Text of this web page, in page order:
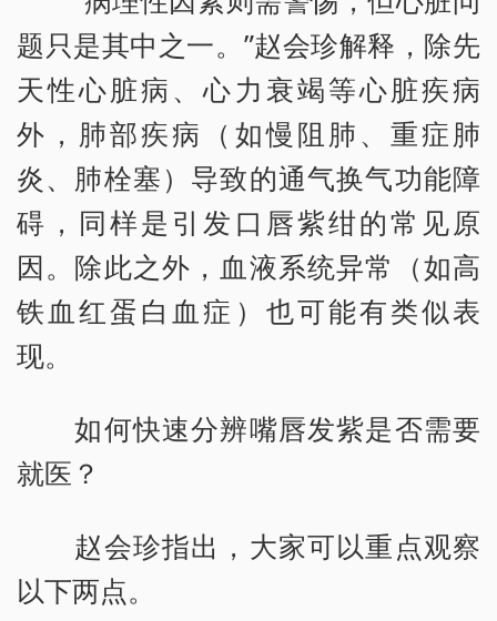
题只是其中之一。”赵会珍解释，除先
天性心脏病、心力衰竭等心脏疾病
外，肺部疾病（如慢阻肺、重症肺
炎、肺栓塞）导致的通气换气功能障
碍，同样是引发口唇紫绀的常见原
因。除此之外，血液系统异常（如高
铁血红蛋白血症）也可能有类似表
现。
如何快速分辨嘴唇发紫是否需要
就医？
赵会珍指出，大家可以重点观察
以下两点。